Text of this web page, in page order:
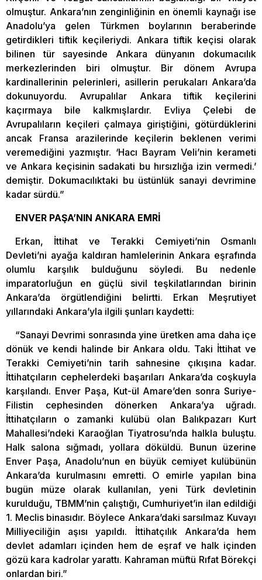
olmuştur. Ankara’nın zenginliğinin en önemli kaynağı ise
Anadolu’ya gelen Türkmen boylarının beraberinde
getirdikleri tiftik keçileriydi. Ankara tiftik keçisi olarak
bilinen tür sayesinde Ankara dünyanın dokumacılık
merkezlerinden biri olmuştur. Bir dönem Avrupa
kardinallerinin pelerinleri, asillerin perukaları Ankara’da
dokunuyordu. Avrupalılar Ankara tiftik keçilerini
kaçırmaya bile kalkmışlardır. Evliya Çelebi de
Avrupalıların keçileri çalmaya giriştiğini, götürdüklerini
ancak Fransa arazilerinde keçilerin beklenen verimi
veremediğini yazmıştır. ‘Hacı Bayram Veli’nin kerameti
ve Ankara keçisinin sadakati bu hırsızlığa izin vermedi.’
demiştir. Dokumacılıktaki bu üstünlük sanayi devrimine
kadar sürdü.”
ENVER PAŞA’NIN ANKARA EMRİ
Erkan, İttihat ve Terakki Cemiyeti’nin Osmanlı
Devleti’ni ayağa kaldıran hamlelerinin Ankara eşrafında
olumlu karşılık bulduğunu söyledi. Bu nedenle
imparatorluğun en güçlü sivil teşkilatlarından birinin
Ankara’da örgütlendiğini belirtti. Erkan Meşrutiyet
yıllarındaki Ankara’yla ilgili şunları kaydetti:
“Sanayi Devrimi sonrasında yine üretken ama daha içe
dönük ve kendi halinde bir Ankara oldu. Taki İttihat ve
Terakki Cemiyeti’nin tarih sahnesine çıkışına kadar.
İttihatçıların cephelerdeki başarıları Ankara’da coşkuyla
karşılandı. Enver Paşa, Kut-ül Amare’den sonra Suriye-
Filistin cephesinden dönerken Ankara’ya uğradı.
İttihatçıların o zamanki kulübü olan Balıkpazarı Kurt
Mahallesi’ndeki Karaoğlan Tiyatrosu’nda halkla buluştu.
Halk salona sığmadı, yollara döküldü. Bunun üzerine
Enver Paşa, Anadolu’nun en büyük cemiyet kulübünün
Ankara’da kurulmasını emretti. O emirle yapılan bina
bugün müze olarak kullanılan, yeni Türk devletinin
kurulduğu, TBMM’nin çalıştığı, Cumhuriyet’in ilan edildiği
1. Meclis binasıdır. Böylece Ankara’daki sarsılmaz Kuvayı
Milliyeciliğin aşısı yapıldı. İttihatçılık Ankara’da hem
devlet adamları içinden hem de eşraf ve halk içinden
gözü kara kadrolar yarattı. Kahraman müftü Rıfat Börekçi
onlardan biri.”